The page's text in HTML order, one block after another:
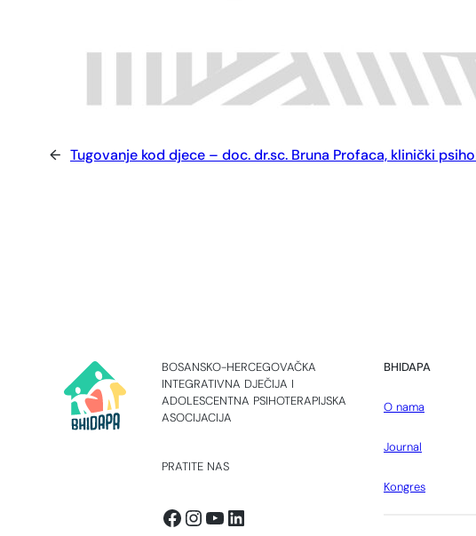
← Tugovanje kod djece – doc. dr.sc. Bruna Profaca, klinički
BOSANSKO-HERCEGOVAČKA
INTEGRATIVNA DJEČIJA I
ADOLESCENTNA PSIHOTERAPIJSKA
ASOCIJACIJA
PRATITE NAS
Facebook
Instagram
YouTube
LinkedIn
BHIDAPA
O nama
Journal
Kongres